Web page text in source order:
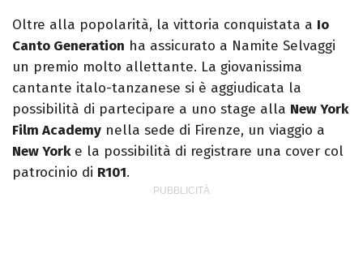
Oltre alla popolarità, la vittoria conquistata a Io
Canto Generation ha assicurato a Namite Selvaggi
un premio molto allettante. La giovanissima
cantante italo-tanzanese si è aggiudicata la
possibilità di partecipare a uno stage alla New York
Film Academy nella sede di Firenze, un viaggio a
New Yorke la possibilità di registrare una cover col
patrocinio di R101.